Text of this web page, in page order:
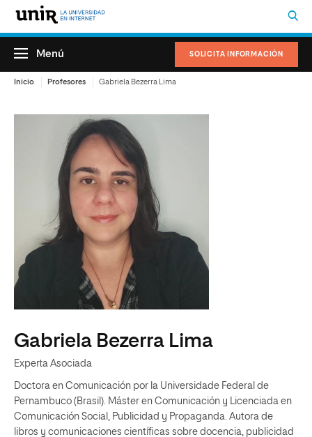
SOLICITA INFORMACIÓN
Menú
Inicio Profesores Gabriela Bezerra Lima
Gabriela Bezerra Lima
Experta Asociada
Doctora en Comunicación por la Universidade Federal de
Pernambuco (Brasil). Máster en Comunicación y Licenciada en
Comunicación Social, Publicidad y Propaganda. Autora de
libros y comunicaciones científicas sobre docencia, publicidad